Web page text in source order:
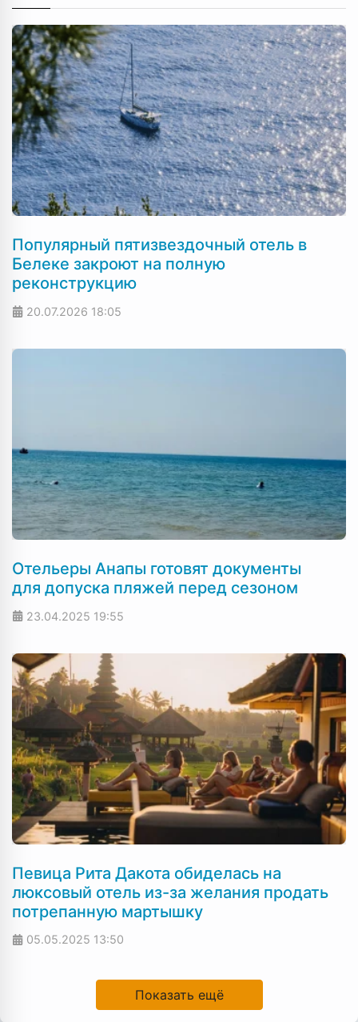
Популярный пятизвездочный отель в
Белеке закроют на полную
реконструкцию
20.07.2026 18:05
Отельеры Анапы готовят документы
для допуска пляжей перед сезоном
23.04.2025 19:55
Певица Рита Дакота обиделась на
люксовый отель из-за желания продать
потрепанную мартышку
05.05.2025 13:50
Показать ещё